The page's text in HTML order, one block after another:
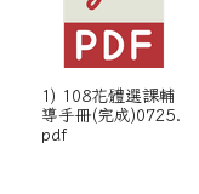
1) 108花體選課輔
導手冊(完成)0725.
pdf